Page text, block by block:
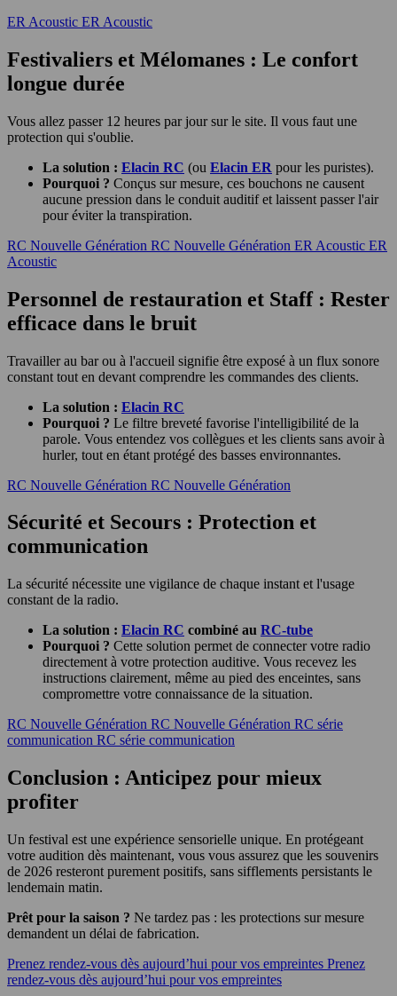
ER Acoustic ER Acoustic
Festivaliers et Mélomanes : Le confort
longue durée
Vous allez passer 12 heures par jour sur le site. Il vous faut une
protection qui s'oublie.
La solution : Elacin RC (ou Elacin ER pour les puristes).
Pourquoi ? Conçus sur mesure, ces bouchons ne causent
aucune pression dans le conduit auditif et laissent passer l'air
pour éviter la transpiration.
RC Nouvelle Génération RC Nouvelle Génération ER Acoustic ER
Acoustic
Personnel de restauration et Staff : Rester
efficace dans le bruit
Travailler au bar ou à l'accueil signifie être exposé à un flux sonore
constant tout en devant comprendre les commandes des clients.
La solution : Elacin RC
Pourquoi ? Le filtre breveté favorise l'intelligibilité de la
parole. Vous entendez vos collègues et les clients sans avoir à
hurler, tout en étant protégé des basses environnantes.
RC Nouvelle Génération RC Nouvelle Génération
Sécurité et Secours : Protection et
communication
La sécurité nécessite une vigilance de chaque instant et l'usage
constant de la radio.
La solution : Elacin RC combiné au RC-tube
Pourquoi ? Cette solution permet de connecter votre radio
directement à votre protection auditive. Vous recevez les
instructions clairement, même au pied des enceintes, sans
compromettre votre connaissance de la situation.
RC Nouvelle Génération RC Nouvelle Génération RC série
communication RC série communication
Conclusion : Anticipez pour mieux
profiter
Un festival est une expérience sensorielle unique. En protégeant
votre audition dès maintenant, vous vous assurez que les souvenirs
de 2026 resteront purement positifs, sans sifflements persistants le
lendemain matin.
Prêt pour la saison ? Ne tardez pas : les protections sur mesure
demandent un délai de fabrication.
Prenez rendez-vous dès aujourd’hui pour vos empreintes Prenez
rendez-vous dès aujourd’hui pour vos empreintes